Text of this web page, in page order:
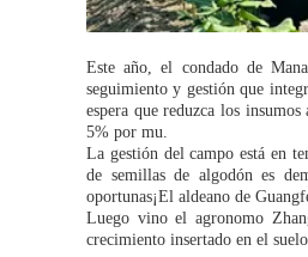
Este año, el condado de
seguimiento y gestión que
espera que reduzca los
5% por mu.
La gestión del campo está en
de semillas de algodón es
oportunas¡El aldeano de
Luego vino el agronomo
crecimiento insertado en el